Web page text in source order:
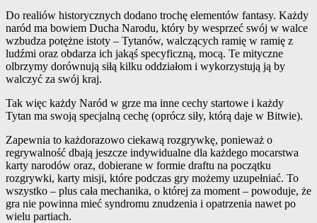
Do realiów historycznych dodano trochę elementów fantasy. Każdy
naród ma bowiem Ducha Narodu, który by wesprzeć swój w walce
wzbudza potężne istoty – Tytanów, walczących ramię w ramię z
ludźmi oraz obdarza ich jakąś specyficzną, mocą. Te mityczne
olbrzymy dorównują siłą kilku oddziałom i wykorzystują ją by
walczyć za swój kraj.
Tak więc każdy Naród w grze ma inne cechy startowe i każdy
Tytan ma swoją specjalną cechę (oprócz siły, którą daje w Bitwie).
Zapewnia to każdorazowo ciekawą rozgrywkę, ponieważ o
regrywalność dbają jeszcze indywidualne dla każdego mocarstwa
karty narodów oraz, dobierane w formie draftu na początku
rozgrywki, karty misji, które podczas gry możemy uzupełniać. To
wszystko – plus cała mechanika, o której za moment – powoduje, że
gra nie powinna mieć syndromu znudzenia i opatrzenia nawet po
wielu partiach.